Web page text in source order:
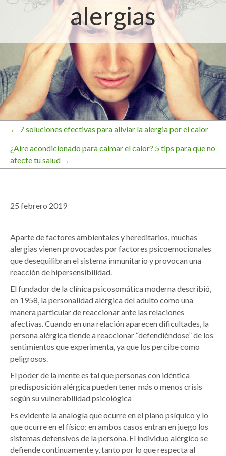
alergias
Navegación
de
entradas
← 7 soluciones efectivas para aliviar la alergia por el calor
¿Aire acondicionado para calmar el calor? 5 tips para que no
afecte tu salud →
25 febrero 2019
Aparte de factores ambientales y hereditarios, muchas
alergias vienen provocadas por factores psicoemocionales
que desequilibran el sistema inmunitario y provocan una
reacción de hipersensibilidad.
El fundador de la clínica psicosomática moderna describió,
en 1958, la personalidad alérgica del adulto como una
manera particular de reaccionar ante las relaciones
afectivas. Cuando en una relación aparecen dificultades, la
persona alérgica tiende a reaccionar “defendiéndose” de los
sentimientos que experimenta, ya que los percibe como
peligrosos.
El poder de la mente es tal que personas con idéntica
predisposición alérgica pueden tener más o menos crisis
según su vulnerabilidad psicológica
Es evidente la analogía que ocurre en el plano psíquico y lo
que ocurre en el físico: en ambos casos entran en juego los
sistemas defensivos de la persona. El individuo alérgico se
defiende continuamente y, tanto por lo que respecta al